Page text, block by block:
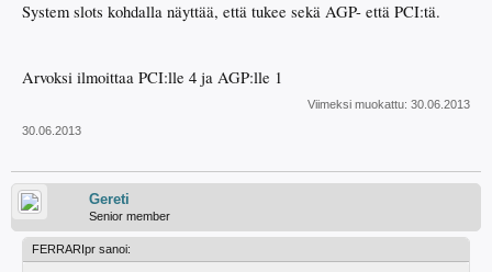
System slots kohdalla näyttää, että tukee sekä AGP- että PCI:tä.
Arvoksi ilmoittaa PCI:lle 4 ja AGP:lle 1
Viimeksi muokattu: 30.06.2013
30.06.2013
Gereti
Senior member
FERRARIpr sanoi: